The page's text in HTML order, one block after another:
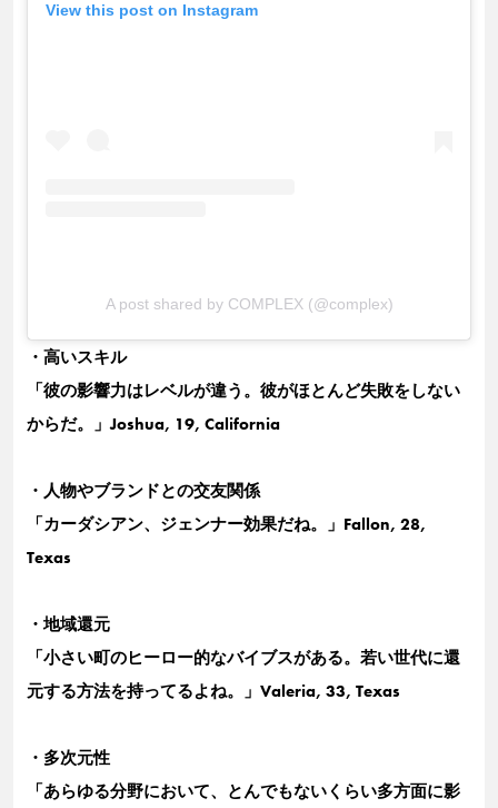
View this post on Instagram
A post shared by COMPLEX (@complex)
・高いスキル
「彼の影響力はレベルが違う。彼がほとんど失敗をしない
からだ。」Joshua, 19, California
・人物やブランドとの交友関係
「カーダシアン、ジェンナー効果だね。」Fallon, 28,
Texas
・地域還元
「小さい町のヒーロー的なバイブスがある。若い世代に還
元する方法を持ってるよね。」Valeria, 33, Texas
・多次元性
「あらゆる分野において、とんでもないくらい多方面に影